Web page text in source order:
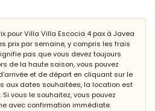
x 5m et 2,5m de profondeur
avec mobilier de jardin et transats
stationnement privé
pour Villa Villa Escocia 4 pax à Javea
prix par semaine, y compris les frais
pas que vous devez toujours
de la haute saison, vous pouvez
et de départ en cliquant sur le
aux dates souhaitées, la location est
vous le souhaitez, vous pouvez
avec confirmation immédiate.